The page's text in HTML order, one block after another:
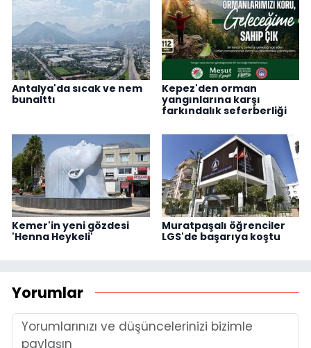
Antalya'da sıcak ve nem
bunalttı
Kepez'den orman
yangınlarına karşı
farkındalık seferberliği
Kemer'in yeni gözdesi
'Henna Heykeli'
Muratpaşalı öğrenciler
LGS'de başarıya koştu
Yorumlar